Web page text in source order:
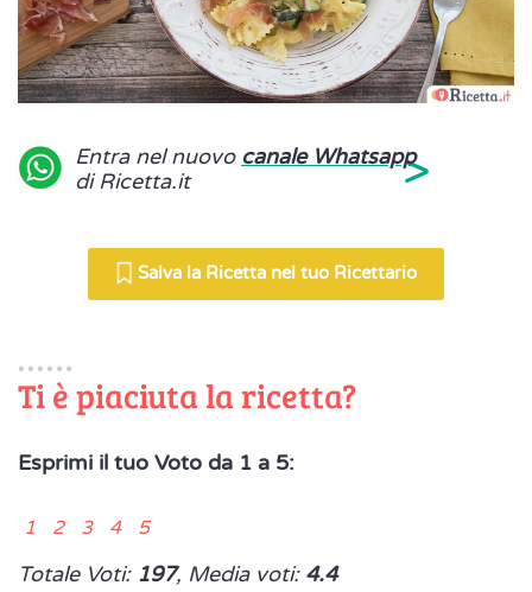
Entra nel nuovo canale Whatsapp
di Ricetta.it
>
Salva la Ricetta nel tuo Ricettario
Ti è piaciuta la ricetta?
Esprimi il tuo Voto da 1 a 5:
1 2 3 4 5
Totale Voti: 197, Media voti: 4.4